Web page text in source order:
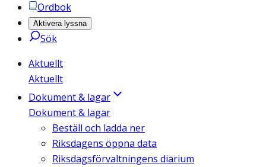
Ordbok
Aktivera lyssna
Sök
Aktuellt
Aktuellt
Dokument & lagar
Dokument & lagar
Beställ och ladda ner
Riksdagens öppna data
Riksdagsförvaltningens diarium